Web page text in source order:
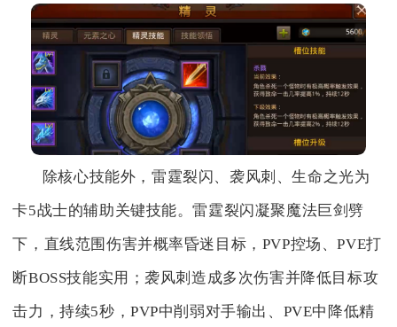
除核心技能外，雷霆裂闪、袭风刺、生命之光为
卡5战士的辅助关键技能。雷霆裂闪凝聚魔法巨剑劈
下，直线范围伤害并概率昏迷目标，PVP控场、PVE打
断BOSS技能实用；袭风刺造成多次伤害并降低目标攻
击力，持续5秒，PVP中削弱对手输出、PVE中降低精